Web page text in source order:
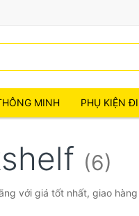
MINH PHỤ KIỆN
(6)
với giá tốt nhất, giao